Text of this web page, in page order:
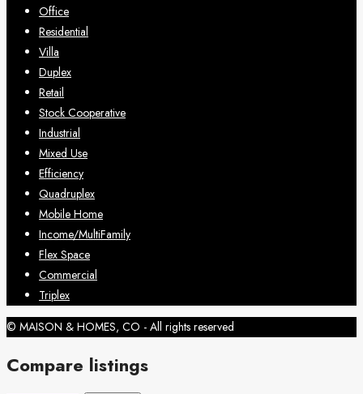
Office
Residential
Villa
Duplex
Retail
Stock Cooperative
Industrial
Mixed Use
Efficiency
Quadruplex
Mobile Home
Income/MultiFamily
Flex Space
Commercial
Triplex
© MAISON & HOMES, CO - All rights reserved
Compare listings